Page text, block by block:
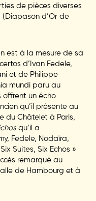
de pièces diverses
d’Or de
est à la mesure de sa
d’Ivan Fedele,
et de Philippe
mundi paru au
offrent un écho
qu’il présente au
du Châtelet à Paris,
qu’il a
Fedele, Nodaïra,
Suites, Six Echos »
remarqué au
de Hambourg et à